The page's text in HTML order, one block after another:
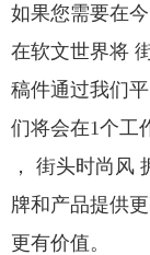
如果您需要在
在软文世界将
稿件通过我们
们将会在1个工
， 街头时尚风
牌和产品提供
更有价值。